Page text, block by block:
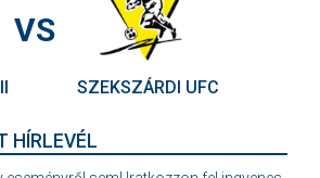
VS
SZEKSZÁRDI UFC
HÍRLEVÉL